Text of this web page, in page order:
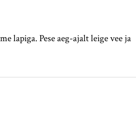
lapiga. Pese aeg-ajalt leige vee ja